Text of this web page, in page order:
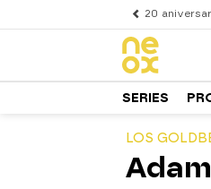
20
SERIES
LOS